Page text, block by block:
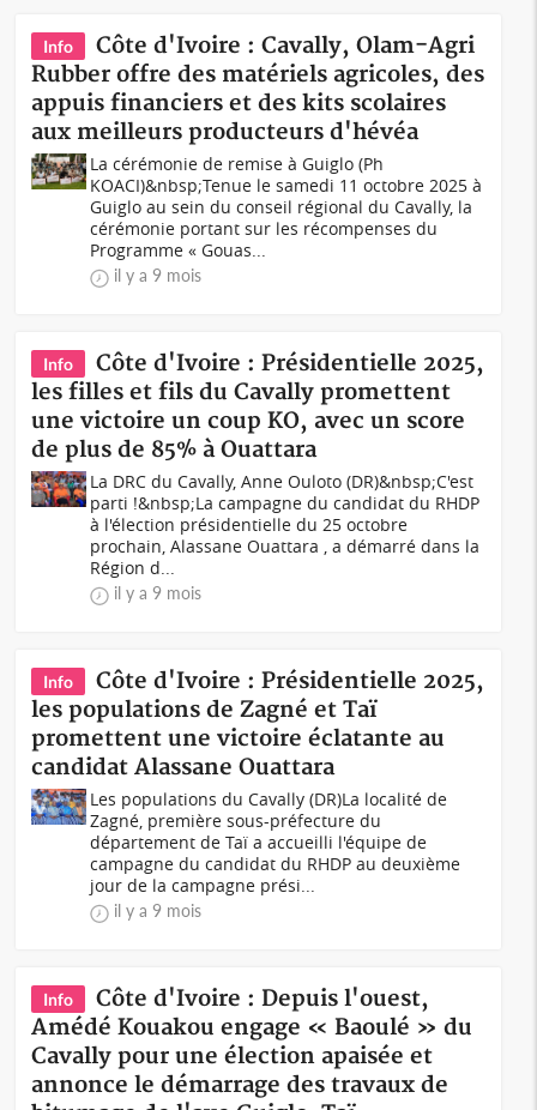
Info
Côte d'Ivoire : Cavally, Olam-Agri
Rubber offre des matériels agricoles, des
appuis financiers et des kits scolaires
aux meilleurs producteurs d'hévéa
La cérémonie de remise à Guiglo (Ph
KOACI)&nbsp;Tenue le samedi 11 octobre 2025 à
Guiglo au sein du conseil régional du Cavally, la
cérémonie portant sur les récompenses du
Programme « Gouas...
il y a 9 mois
Info
Côte d'Ivoire : Présidentielle 2025,
les filles et fils du Cavally promettent
une victoire un coup KO, avec un score
de plus de 85% à Ouattara
La DRC du Cavally, Anne Ouloto (DR)&nbsp;C'est
parti !&nbsp;La campagne du candidat du RHDP
à l'élection présidentielle du 25 octobre
prochain, Alassane Ouattara , a démarré dans la
Région d...
il y a 9 mois
Info
Côte d'Ivoire : Présidentielle 2025,
les populations de Zagné et Taï
promettent une victoire éclatante au
candidat Alassane Ouattara
Les populations du Cavally (DR)La localité de
Zagné, première sous-préfecture du
département de Taï a accueilli l'équipe de
campagne du candidat du RHDP au deuxième
jour de la campagne prési...
il y a 9 mois
Info
Côte d'Ivoire : Depuis l'ouest,
Amédé Kouakou engage « Baoulé » du
Cavally pour une élection apaisée et
annonce le démarrage des travaux de